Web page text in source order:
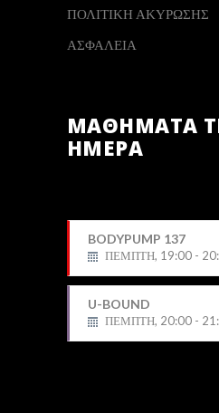
ΠΟΛΙΤΙΚΗ ΑΚΥΡΩΣΗΣ
ΑΣΦΑΛΕΙΑ
ΜΑΘΗΜΑΤΑ
ΗΜΕΡΑ
BODYPUMP 137
ΠΕΜΠΤΗ, 19:00 -
U-BOUND
ΠΕΜΠΤΗ, 20:00 -